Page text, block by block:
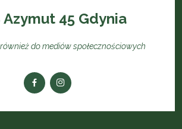
Azymut 45 Gdynia
do mediów społecznościowych